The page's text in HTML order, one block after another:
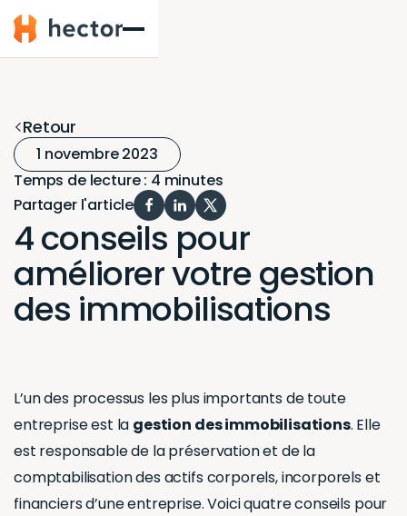
Hector
Retour
1 novembre 2023
Temps de lecture : 4 minutes
Partager l'article
4 conseils pour
améliorer votre gestion
des immobilisations
L’un des processus les plus importants de toute
entreprise est la gestion des immobilisations. Elle
est responsable de la préservation et de la
comptabilisation des actifs corporels, incorporels et
financiers d’une entreprise. Voici quatre conseils pour